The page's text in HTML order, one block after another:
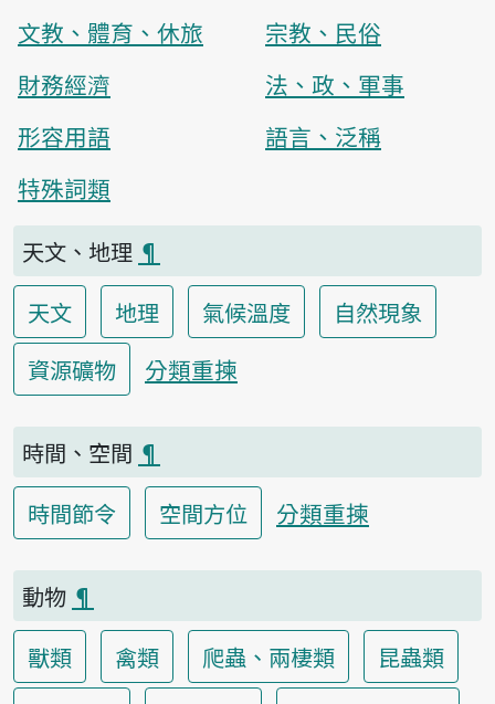
文教、體育、休旅
宗教、民俗
財務經濟
法、政、軍事
形容用語
語言、泛稱
特殊詞類
天文、地理 ¶
天文
地理 氣候溫度
自然現象
資源礦物
分類重揀
時間、空間 ¶
時間節令
空間方位 分類重揀
動物 ¶
獸類
禽類 爬蟲、兩棲類
昆蟲類